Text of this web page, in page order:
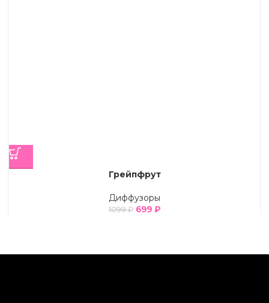
Грейпфрут
Диффузоры
1099₽ 699 ₽